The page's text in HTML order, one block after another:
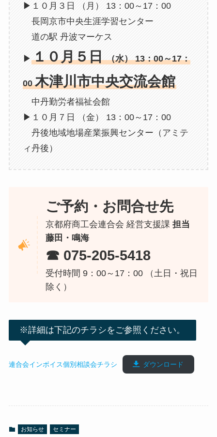
▶１０月３日 （月） 13：00～17：00
長岡京市中央生涯学習センター
道の駅 丹波マーケス
▶ １０月５日（水） 13：00～17：
00木津川市中央交流会館
中丹勤労者福祉会館
▶１０月７日 （金） 13：00～17：00
丹後地域地場産業振興センター（アミテ
ィ丹後）
ご予約・お問合せ先
京都府商工会連合会 経営支援課担当
藤田・鳴海
☎ 075-205-5418
受付時間 9：00～17：00 （土日・祝日
除く）
※詳細は下記のチラシをご参照ください。
連合会インボイス個別相談会チラシ ダウンロード
お知らせ セミナー